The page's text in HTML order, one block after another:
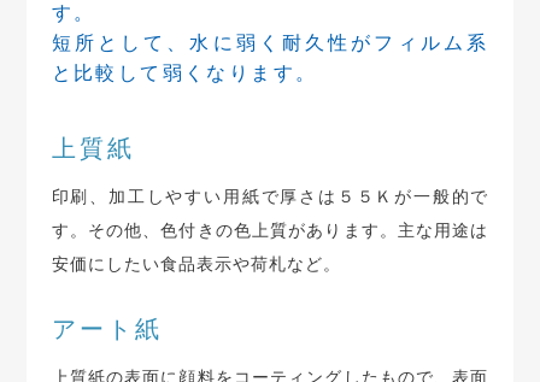
す。
短所として、水に弱く耐久性がフィルム系
と比較して弱くなります。
上質紙
印刷、加工しやすい用紙で厚さは５５Ｋが一般的で
す。その他、色付きの色上質があります。主な用途は
安価にしたい食品表示や荷札など。
アート紙
上質紙の表面に顔料をコーティングしたもので、表面